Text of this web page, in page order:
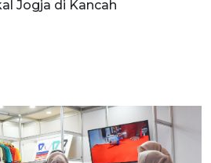
Jogja di Kancah